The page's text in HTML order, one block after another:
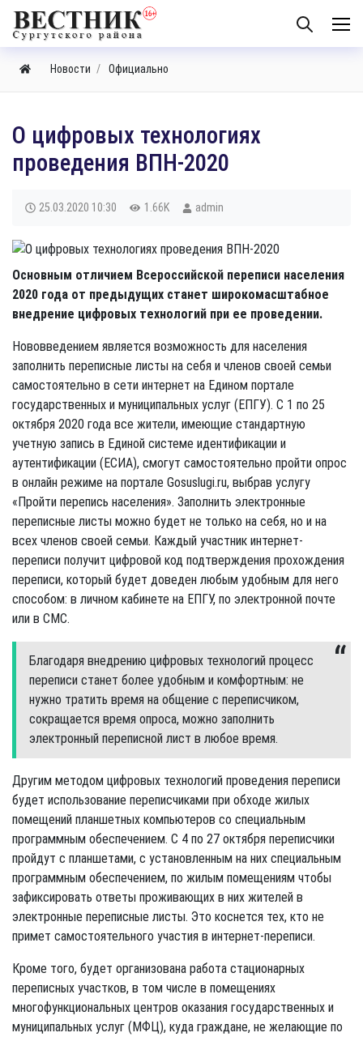
Новости Официально
​О цифровых технологиях
проведения ВПН-2020
25.03.2020 10:30 1.66K admin
Основным отличием Всероссийской переписи населения
2020 года от предыдущих станет широкомасштабное
внедрение цифровых технологий при ее проведении.
Нововведением является возможность для населения
заполнить переписные листы на себя и членов своей семьи
самостоятельно в сети интернет на Едином портале
государственных и муниципальных услуг (ЕПГУ). С 1 по 25
октября 2020 года все жители, имеющие стандартную
учетную запись в Единой системе идентификации и
аутентификации (ЕСИА), смогут самостоятельно пройти опрос
в онлайн режиме на портале Gosuslugi.ru, выбрав услугу
«Пройти перепись населения». Заполнить электронные
переписные листы можно будет не только на себя, но и на
всех членов своей семьи. Каждый участник интернет-
переписи получит цифровой код подтверждения прохождения
переписи, который будет доведен любым удобным для него
способом: в личном кабинете на ЕПГУ, по электронной почте
или в СМС.
Благодаря внедрению цифровых технологий процесс
переписи станет более удобным и комфортным: не
нужно тратить время на общение с переписчиком,
сокращается время опроса, можно заполнить
электронный переписной лист в любое время.
Другим методом цифровых технологий проведения переписи
будет использование переписчиками при обходе жилых
помещений планшетных компьютеров со специальным
программным обеспечением. С 4 по 27 октября переписчики
пройдут с планшетами, с установленным на них специальным
программным обеспечением, по жилым помещениям чтобы
зафиксировать ответы проживающих в них жителей в
электронные переписные листы. Это коснется тех, кто не
примет самостоятельного участия в интернет-переписи.
Кроме того, будет организована работа стационарных
переписных участков, в том числе в помещениях
многофункциональных центров оказания государственных и
муниципальных услуг (МФЦ), куда граждане, не желающие по